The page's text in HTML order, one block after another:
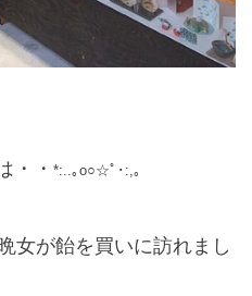
・・ *:..｡o○☆ﾟ･:,｡
女が飴を買いに訪れまし